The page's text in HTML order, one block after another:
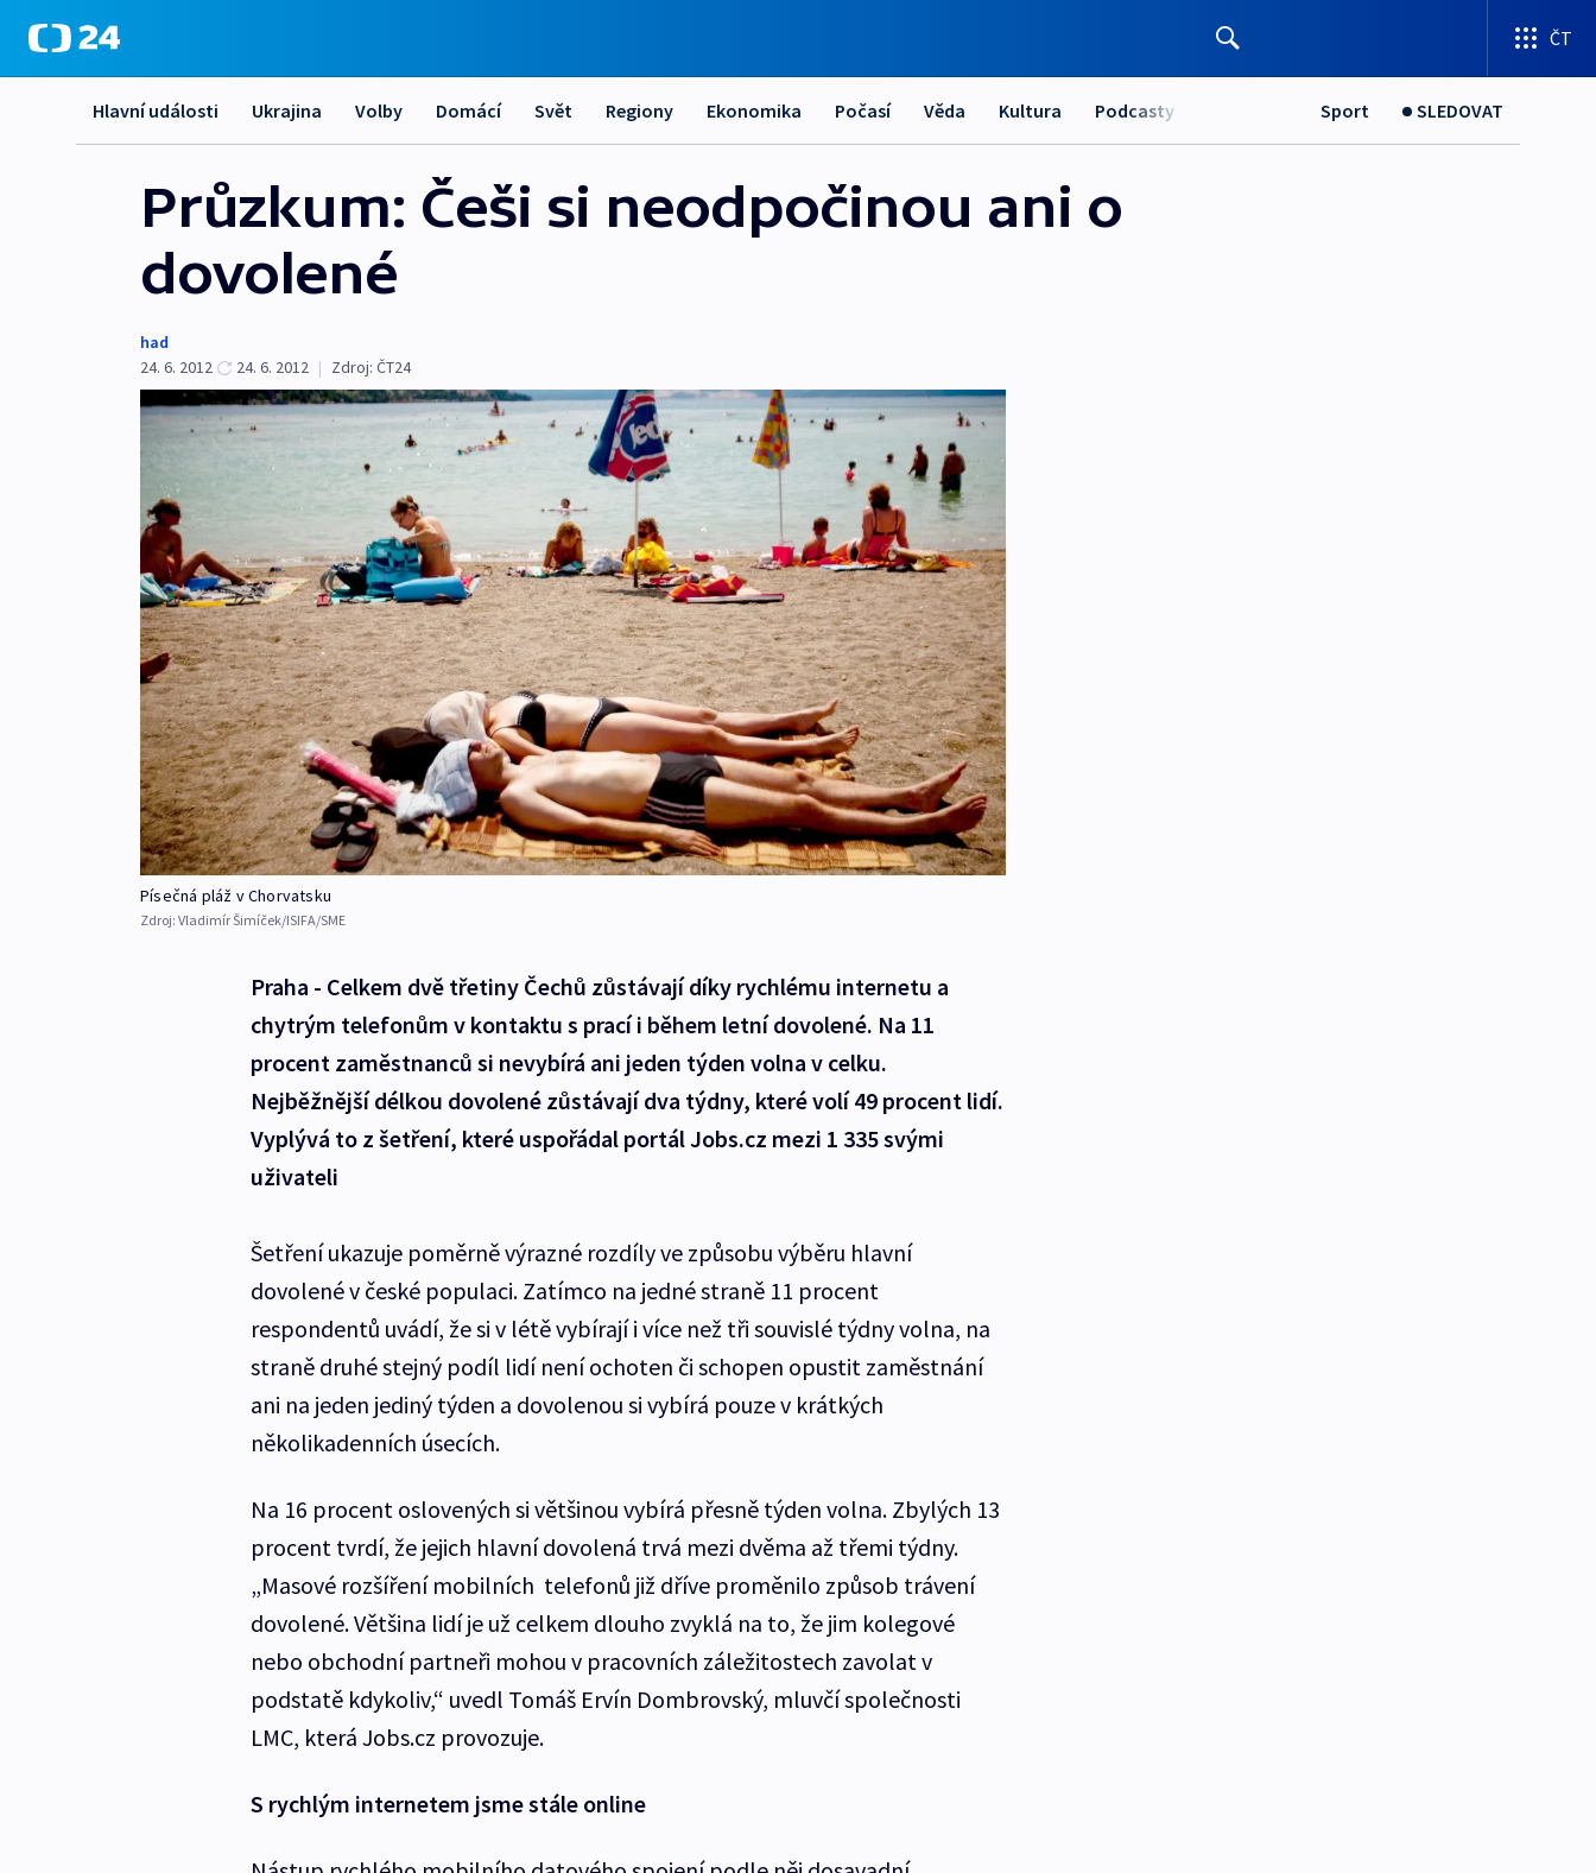
ČT
Hlavní události Ukrajina Volby Domácí Svět Regiony Ekonomika Počasí Věda Kultura Podcasty Sport SLEDOVAT
Průzkum: Češi si neodpočinou ani o
dovolené
had
24. 6. 2012
24. 6. 2012 | Zdroj: ČT24
Písečná pláž v Chorvatsku
Zdroj: Vladimír Šimíček/ISIFA/SME
Praha - Celkem dvě třetiny Čechů zůstávají díky rychlému internetu a
chytrým telefonům v kontaktu s prací i během letní dovolené. Na 11
procent zaměstnanců si nevybírá ani jeden týden volna v celku.
Nejběžnější délkou dovolené zůstávají dva týdny, které volí 49 procent lidí.
Vyplývá to z šetření, které uspořádal portál Jobs.cz mezi 1 335 svými
uživateli
Šetření ukazuje poměrně výrazné rozdíly ve způsobu výběru hlavní
dovolené v české populaci. Zatímco na jedné straně 11 procent
respondentů uvádí, že si v létě vybírají i více než tři souvislé týdny volna, na
straně druhé stejný podíl lidí není ochoten či schopen opustit zaměstnání
ani na jeden jediný týden a dovolenou si vybírá pouze v krátkých
několikadenních úsecích.
Na 16 procent oslovených si většinou vybírá přesně týden volna. Zbylých 13
procent tvrdí, že jejich hlavní dovolená trvá mezi dvěma až třemi týdny.
„Masové rozšíření mobilních telefonů již dříve proměnilo způsob trávení
dovolené. Většina lidí je už celkem dlouho zvyklá na to, že jim kolegové
nebo obchodní partneři mohou v pracovních záležitostech zavolat v
podstatě kdykoliv,“ uvedl Tomáš Ervín Dombrovský, mluvčí společnosti
LMC, která Jobs.cz provozuje.
S rychlým internetem jsme stále online